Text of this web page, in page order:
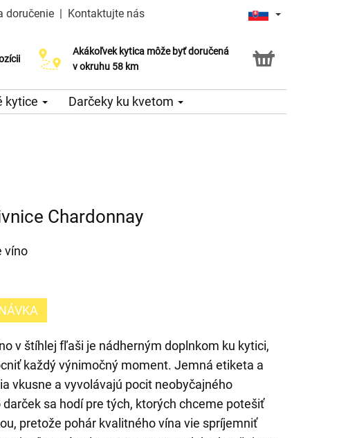
doručenie | Kontaktujte nás
Akákoľvek kytica môže byť doručená
v okruhu 58 km
kytice Darčeky ku kvetom
Chardonnay
víno
v štíhlej fľaši je nádherným doplnkom ku kytici,
každý výnimočný moment. Jemná etiketa a
vkusne a vyvolávajú pocit neobyčajného
sa hodí pre tých, ktorých chceme potešiť
pretože pohár kvalitného vína vie spríjemniť